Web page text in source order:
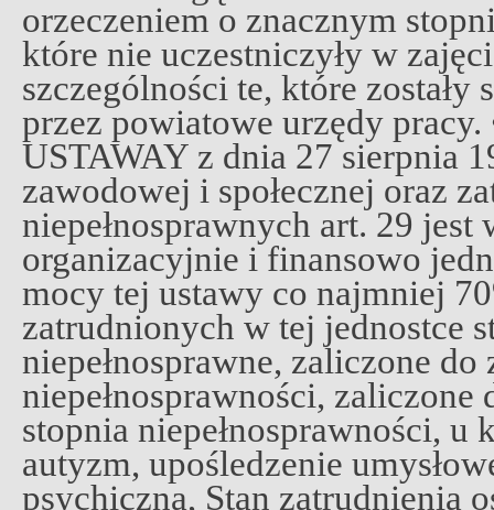
orzeczeniem o znacznym
które nie uczestniczyły w
szczególności te, które zostały
przez powiatowe urzędy
USTAWAY z dnia 27 sierpnia
zawodowej i społecznej oraz
niepełnosprawnych art. 29 jest
organizacyjnie i finansowo
mocy tej ustawy co najmniej
zatrudnionych w tej jednostce
niepełnosprawne, zaliczone do
niepełnosprawności, zaliczone
stopnia niepełnosprawności, u
autyzm, upośledzenie
psychiczną, Stan zatrudnienia